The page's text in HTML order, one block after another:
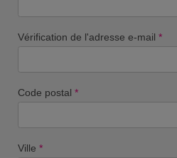
Vérification de l'adresse e-mail *
Code postal *
Ville *